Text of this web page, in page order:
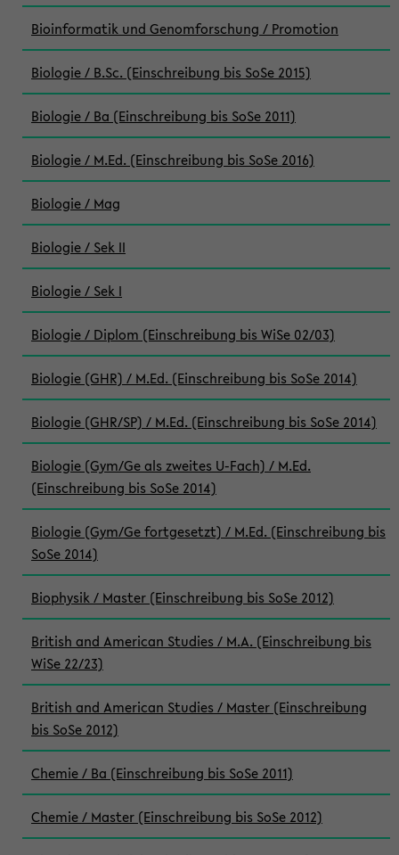
Bioinformatik und Genomforschung / Promotion
Biologie / B.Sc. (Einschreibung bis SoSe 2015)
Biologie / Ba (Einschreibung bis SoSe 2011)
Biologie / M.Ed. (Einschreibung bis SoSe 2016)
Biologie / Mag
Biologie / Sek II
Biologie / Sek I
Biologie / Diplom (Einschreibung bis WiSe 02/03)
Biologie (GHR) / M.Ed. (Einschreibung bis SoSe 2014)
Biologie (GHR/SP) / M.Ed. (Einschreibung bis SoSe 2014)
Biologie (Gym/Ge als zweites U-Fach) / M.Ed.
(Einschreibung bis SoSe 2014)
Biologie (Gym/Ge fortgesetzt) / M.Ed. (Einschreibung bis
SoSe 2014)
Biophysik / Master (Einschreibung bis SoSe 2012)
British and American Studies / M.A. (Einschreibung bis
WiSe 22/23)
British and American Studies / Master (Einschreibung
bis SoSe 2012)
Chemie / Ba (Einschreibung bis SoSe 2011)
Chemie / Master (Einschreibung bis SoSe 2012)